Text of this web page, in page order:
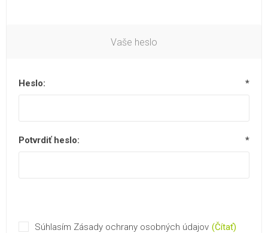
Vaše heslo
Heslo: *
Potvrdiť heslo: *
Súhlasím Zásady ochrany osobných údajov (Čítať)